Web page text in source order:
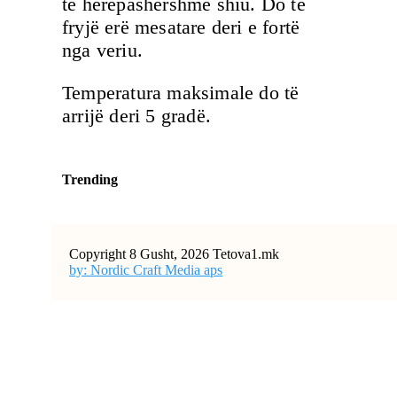
fryjë erë mesatare deri e fortë
nga veriu.
Temperatura maksimale do të
arrijë deri 5 gradë.
Trending
Copyright 8 Gusht, 2026 Tetova1.mk
by: Nordic Craft Media aps